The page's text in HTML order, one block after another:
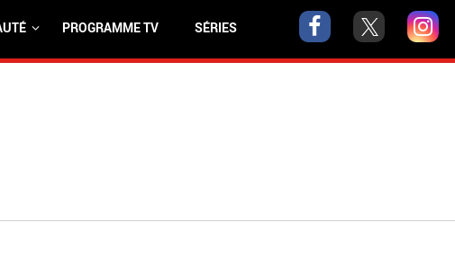
PROGRAMME TV SÉRIES